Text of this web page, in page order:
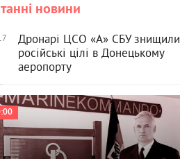
новини
Дронарі ЦСО «А» СБУ знищили
російські цілі в Донецькому
аеропорту